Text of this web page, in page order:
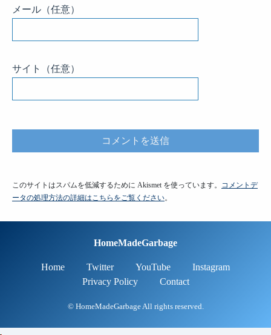
メール （任意）
サイト （任意）
このサイトはスパムを低減するために Akismet を使っています。
コメントデ
ータの処理方法の詳細はこちらをご覧ください。
HomeMadeGarbage
Home Twitter YouTube
Instagram
Privacy Policy
Contact
© HomeMadeGarbage All rights reserved.